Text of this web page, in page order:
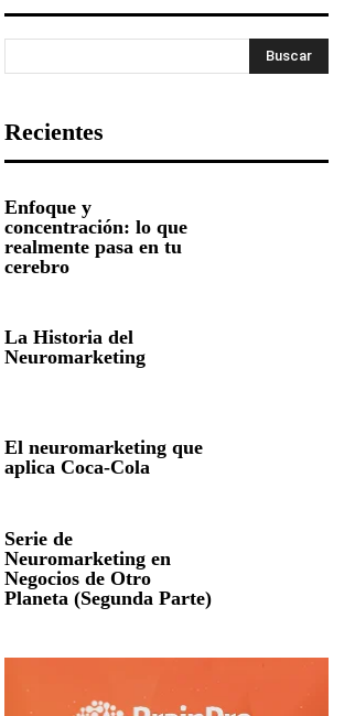
Buscar
Recientes
Enfoque y
concentración: lo que
realmente pasa en tu
cerebro
La Historia del
Neuromarketing
El neuromarketing que
aplica Coca-Cola
Serie de
Neuromarketing en
Negocios de Otro
Planeta (Segunda Parte)